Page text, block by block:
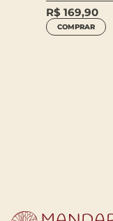
R$ 169,90
COMPRAR